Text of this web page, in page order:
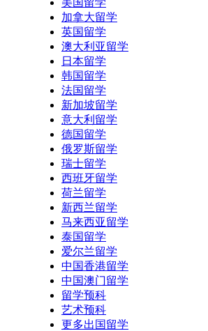
美国留学
加拿大留学
英国留学
澳大利亚留学
日本留学
韩国留学
法国留学
新加坡留学
意大利留学
德国留学
俄罗斯留学
瑞士留学
西班牙留学
荷兰留学
新西兰留学
马来西亚留学
泰国留学
爱尔兰留学
中国香港留学
中国澳门留学
留学预科
艺术预科
更多出国留学